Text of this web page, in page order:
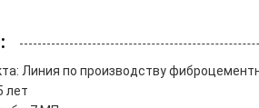
Линия по производству
лет